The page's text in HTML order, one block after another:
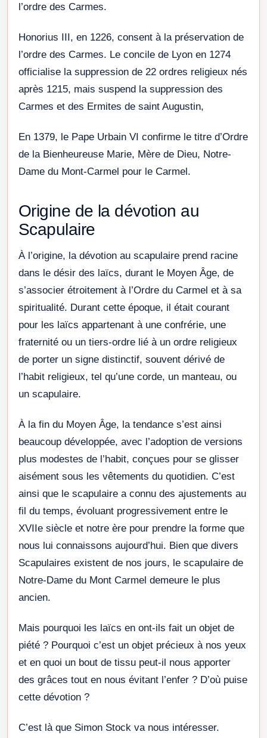
l’ordre des Carmes.
Honorius III, en 1226, consent à la préservation de
l’ordre des Carmes. Le concile de Lyon en 1274
officialise la suppression de 22 ordres religieux nés
après 1215, mais suspend la suppression des
Carmes et des Ermites de saint Augustin,
En 1379, le Pape Urbain VI confirme le titre d’Ordre
de la Bienheureuse Marie, Mère de Dieu, Notre-
Dame du Mont-Carmel pour le Carmel.
Origine de la dévotion au
Scapulaire
À l’origine, la dévotion au scapulaire prend racine
dans le désir des laïcs, durant le Moyen Âge, de
s’associer étroitement à l’Ordre du Carmel et à sa
spiritualité. Durant cette époque, il était courant
pour les laïcs appartenant à une confrérie, une
fraternité ou un tiers-ordre lié à un ordre religieux
de porter un signe distinctif, souvent dérivé de
l’habit religieux, tel qu’une corde, un manteau, ou
un scapulaire.
À la fin du Moyen Âge, la tendance s’est ainsi
beaucoup développée, avec l’adoption de versions
plus modestes de l’habit, conçues pour se glisser
aisément sous les vêtements du quotidien. C’est
ainsi que le scapulaire a connu des ajustements au
fil du temps, évoluant progressivement entre le
XVIIe siècle et notre ère pour prendre la forme que
nous lui connaissons aujourd’hui. Bien que divers
Scapulaires existent de nos jours, le scapulaire de
Notre-Dame du Mont Carmel demeure le plus
ancien.
Mais pourquoi les laïcs en ont-ils fait un objet de
piété ? Pourquoi c’est un objet précieux à nos yeux
et en quoi un bout de tissu peut-il nous apporter
des grâces tout en nous évitant l’enfer ? D’où puise
cette dévotion ?
C’est là que Simon Stock va nous intéresser.